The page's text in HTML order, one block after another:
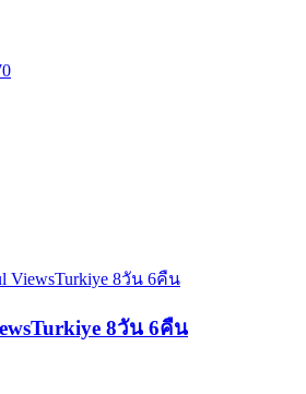
8วัน 6คืน